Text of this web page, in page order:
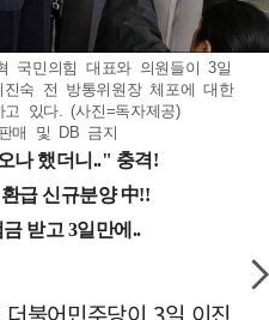
국민의힘 대표와 의원들이 3일
숙 전 방통위원장 체포에 대한
있다. (사진=독자제공)
매 및 DB 금지